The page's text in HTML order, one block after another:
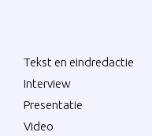
Tekst en eindredactie
Interview
Presentatie
Video